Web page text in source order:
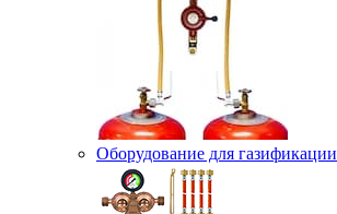
Оборудование для газификации